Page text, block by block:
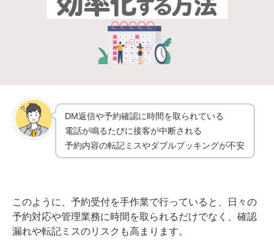
DM返信や予約確認に時間を取られている
電話が鳴るたびに接客が中断される
予約内容の転記ミスやダブルブッキングが不安
このように、予約受付を手作業で行っていると、日々の
予約対応や管理業務に時間を取られるだけでなく、確認
漏れや転記ミスのリスクも高まります。